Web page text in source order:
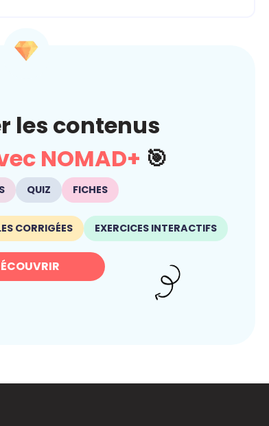
les contenus
NOMAD+ 🎯
QUIZ FICHES
CORRIGÉES EXERCICES INTERACTIFS